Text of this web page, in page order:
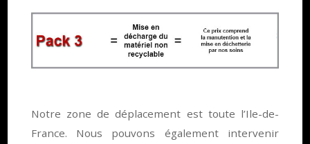
Notre zone de déplacement est toute l’Ile-de-
France. Nous pouvons également intervenir